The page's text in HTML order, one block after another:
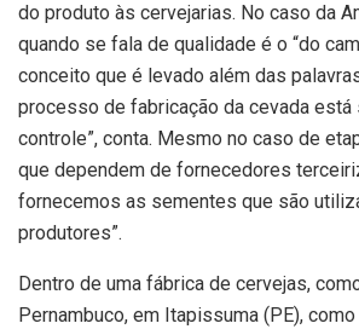
do produto às cervejarias. No caso da
quando se fala de qualidade é o “do
conceito que é levado além das
processo de fabricação da cevada está
controle”, conta. Mesmo no caso de
que dependem de fornecedores
fornecemos as sementes que são
produtores”.
Dentro de uma fábrica de cervejas,
Pernambuco, em Itapissuma (PE), como